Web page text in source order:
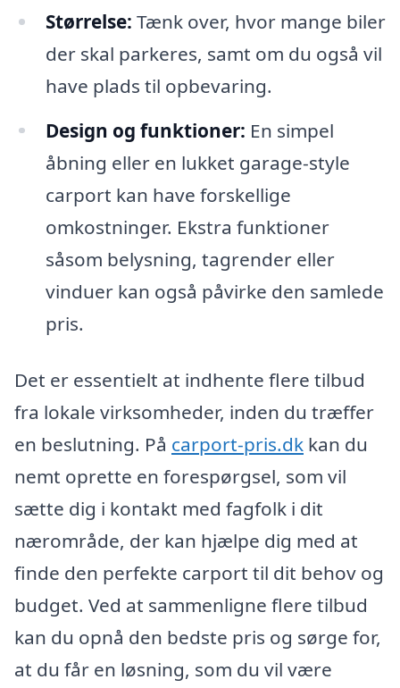
Størrelse: Tænk over, hvor mange biler
der skal parkeres, samt om du også vil
have plads til opbevaring.
Design og funktioner: En simpel
åbning eller en lukket garage-style
carport kan have forskellige
omkostninger. Ekstra funktioner
såsom belysning, tagrender eller
vinduer kan også påvirke den samlede
pris.
Det er essentielt at indhente flere tilbud
fra lokale virksomheder, inden du træffer
en beslutning. På carport-pris.dk kan du
nemt oprette en forespørgsel, som vil
sætte dig i kontakt med fagfolk i dit
nærområde, der kan hjælpe dig med at
finde den perfekte carport til dit behov og
budget. Ved at sammenligne flere tilbud
kan du opnå den bedste pris og sørge for,
at du får en løsning, som du vil være